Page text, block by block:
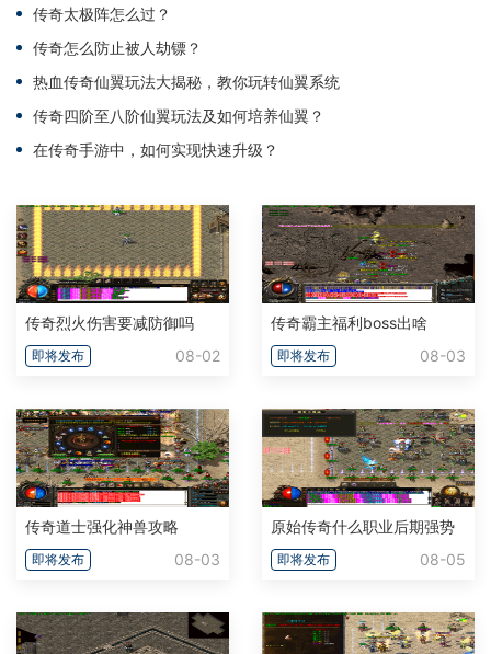
传奇太极阵怎么过？
传奇怎么防止被人劫镖？
热血传奇仙翼玩法大揭秘，教你玩转仙翼系统
传奇四阶至八阶仙翼玩法及如何培养仙翼？
在传奇手游中，如何实现快速升级？
传奇烈火伤害要减防御吗
即将发布 08-02
传奇霸主福利boss出啥
即将发布 08-03
传奇道士强化神兽攻略
即将发布 08-03
原始传奇什么职业后期强势
即将发布 08-05